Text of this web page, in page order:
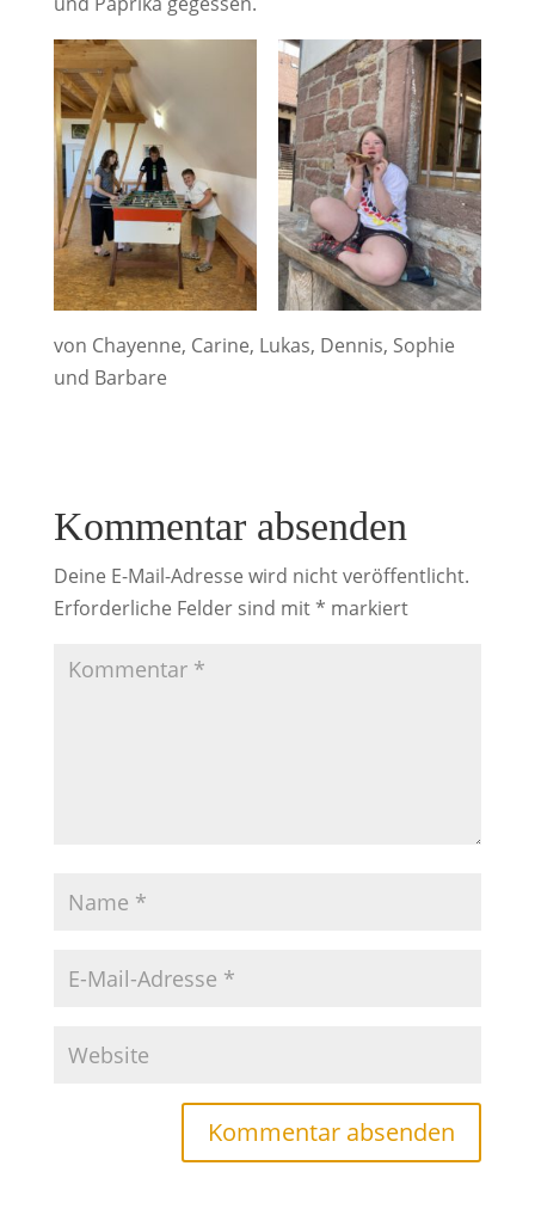
von Chayenne, Carine, Lukas, Dennis, Sophie
und Barbare
Kommentar absenden
Deine E-Mail-Adresse wird nicht veröffentlicht.
Erforderliche Felder sind mit* markiert